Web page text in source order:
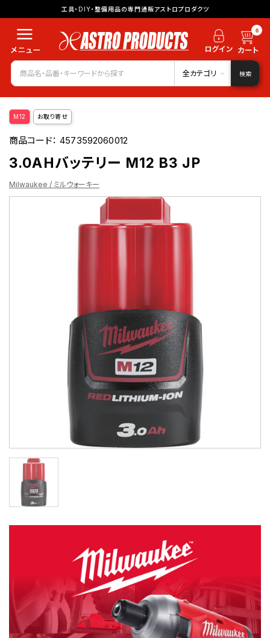
工具・DIY・整備用品の専門通販アストロプロダクツ
0
全カテゴリ 検索
M12 お取り寄せ
商品コード：4573592060012
3.0AHバッテリー M12 B3 JP
Milwaukee / ミルウォーキー